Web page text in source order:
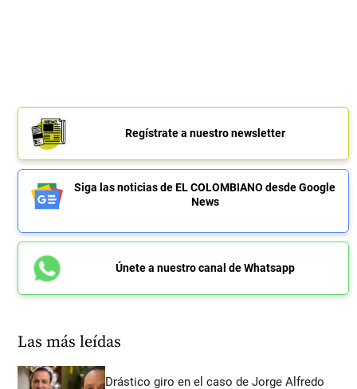
Regístrate a nuestro newsletter
Siga las noticias de EL COLOMBIANO desde Google
News
Únete a nuestro canal de Whatsapp
Las más leídas
Drástico giro en el caso de Jorge Alfredo